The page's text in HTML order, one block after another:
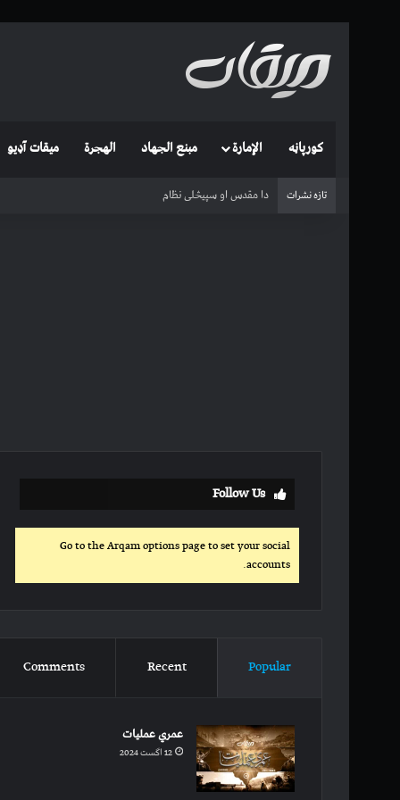
کورپاڼه الإمارة مبنع الجهاد الهجرة میقات آډیو
تازه نشرات Qatil-ul Khawarij (with English subtitles)
Follow Us
Go to the Arqam options page to set your social
accounts.
Popular
Recent
Comments
عمري عملیات
12 اگست 2024